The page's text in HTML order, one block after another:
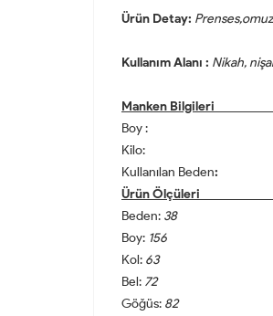
Ürün Detay:
Kullanım Alanı : Nikah,
Manken
Boy :
Kilo:
Kullanılan Beden:
Ürün
Beden: 38
Boy: 156
Kol: 63
Bel: 72
Göğüs: 82